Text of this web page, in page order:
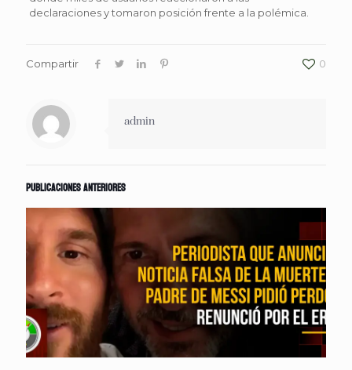
declaraciones y tomaron posición frente a la polémica.
Compartir 0
admin
Publicaciones anteriores